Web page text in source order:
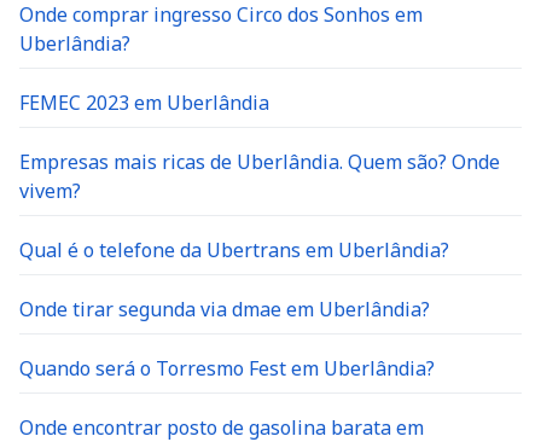
Onde comprar ingresso Circo dos Sonhos em
Uberlândia?
FEMEC 2023 em Uberlândia
Empresas mais ricas de Uberlândia. Quem são? Onde
vivem?
Qual é o telefone da Ubertrans em Uberlândia?
Onde tirar segunda via dmae em Uberlândia?
Quando será o Torresmo Fest em Uberlândia?
Onde encontrar posto de gasolina barata em